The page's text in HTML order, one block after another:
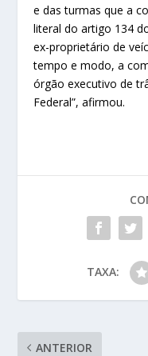
e das turmas que a
literal do artigo 134
ex-proprietário de
tempo e modo, a
órgão executivo de
Federal”, afirmou.​​
TAXA:
ANTERIOR